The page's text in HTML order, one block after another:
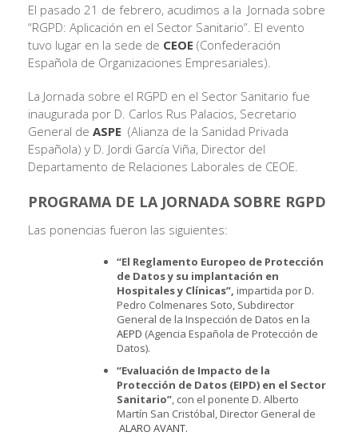
El pasado 21 de febrero, acudimos a la Jornada sobre
“RGPD: Aplicación en el Sector Sanitario”. El evento
tuvo lugar en la sede de CEOE (Confederación
Española de Organizaciones Empresariales).
La Jornada sobre el RGPD en el Sector Sanitario fue
inaugurada por D. Carlos Rus Palacios, Secretario
General de ASPE (Alianza de la Sanidad Privada
Española) y D. Jordi García Viña, Director del
Departamento de Relaciones Laborales de CEOE.
PROGRAMA DE LA JORNADA SOBRE RGPD
Las ponencias fueron las siguientes:
“El Reglamento Europeo de Protección
de Datos y su implantación en
Hospitales y Clínicas”, impartida por D.
Pedro Colmenares Soto, Subdirector
General de la Inspección de Datos en la
AEPD (Agencia Española de Protección de
Datos).
“Evaluación de Impacto de la
Protección de Datos (EIPD) en el Sector
Sanitario” , con el ponente D. Alberto
Martín San Cristóbal, Director General de
ALARO AVANT.